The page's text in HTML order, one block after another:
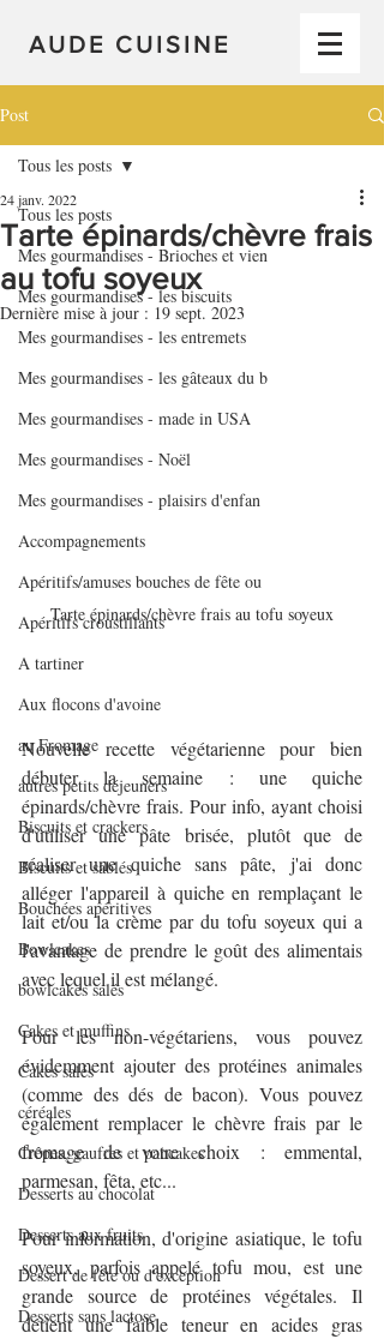
AUDE CUISINE
Post
Tous les posts
Mes gourmandises - Brioches et vien
Mes gourmandises - les biscuits
Mes gourmandises - les entremets
Mes gourmandises - les gâteaux du b
Mes gourmandises - made in USA
Mes gourmandises - Noël
Mes gourmandises - plaisirs d'enfan
Accompagnements
Apéritifs/amuses bouches de fête ou
Apéritifs croustillants
A tartiner
Aux flocons d'avoine
au Fromage
autres petits déjeuners
Biscuits et crackers
Biscuits et sablés
Bouchées apéritives
Bowlcakes
bowlcakes salés
Cakes et muffins
Cakes salés
céréales
Crêpes, gaufres et pancakes
Desserts au chocolat
Desserts aux fruits
Dessert de fête ou d'exception
Desserts sans lactose
Tous les posts
Tarte épinards/chèvre frais
au tofu soyeux
24 janv. 2022
Dernière mise à jour : 19 sept. 2023
Tarte épinards/chèvre frais au tofu soyeux
Nouvelle recette végétarienne pour bien
débuter la semaine : une quiche
épinards/chèvre frais. Pour info, ayant choisi
d'utiliser une pâte brisée, plutôt que de
réaliser une quiche sans pâte, j'ai donc
alléger l'appareil à quiche en remplaçant le
lait et/ou la crème par du tofu soyeux qui a
l'avantage de prendre le goût des alimentais
avec lequel il est mélangé.
Pour les non-végétariens, vous pouvez
évidemment ajouter des protéines animales
(comme des dés de bacon). Vous pouvez
également remplacer le chèvre frais par le
fromage de votre choix : emmental,
parmesan, fêta, etc...
Pour information, d'origine asiatique, le tofu
soyeux, parfois appelé tofu mou, est une
grande source de protéines végétales. Il
détient une faible teneur en acides gras